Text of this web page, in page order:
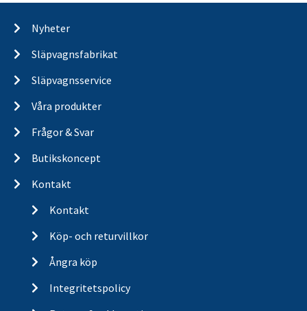
Nyheter
Släpvagnsfabrikat
Släpvagnsservice
Våra produkter
Frågor & Svar
Butikskoncept
Kontakt
Kontakt
Köp- och returvillkor
Ångra köp
Integritetspolicy